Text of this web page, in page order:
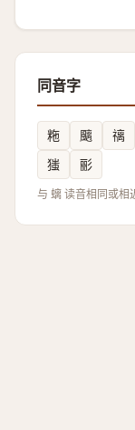
同音字
粚 䬜 䄜
㺈
彨
与 螭 读音相同或相